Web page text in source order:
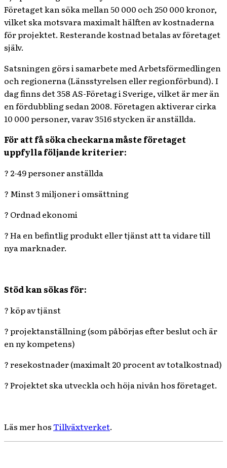
Företaget kan söka mellan 50 000 och 250 000 kronor,
vilket ska motsvara maximalt hälften av kostnaderna
för projektet. Resterande kostnad betalas av företaget
själv.
Satsningen görs i samarbete med Arbetsförmedlingen
och regionerna (Länsstyrelsen eller regionförbund). I
dag finns det 358 AS-Företag i Sverige, vilket är mer än
en fördubbling sedan 2008. Företagen aktiverar cirka
10 000 personer, varav 3516 stycken är anställda.
För att få söka checkarna måste företaget
uppfylla följande kriterier:
? 2-49 personer anställda
? Minst 3 miljoner i omsättning
? Ordnad ekonomi
? Ha en befintlig produkt eller tjänst att ta vidare till
nya marknader.
Stöd kan sökas för:
? köp av tjänst
? projektanställning (som påbörjas efter beslut och är
en ny kompetens)
? resekostnader (maximalt 20 procent av totalkostnad)
? Projektet ska utveckla och höja nivån hos företaget.
Läs mer hosTillväxtverket.